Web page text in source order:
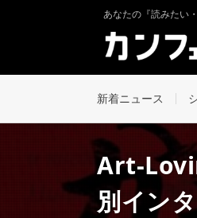
あなたの『読みたい
新着ニュース
Art-
別イン